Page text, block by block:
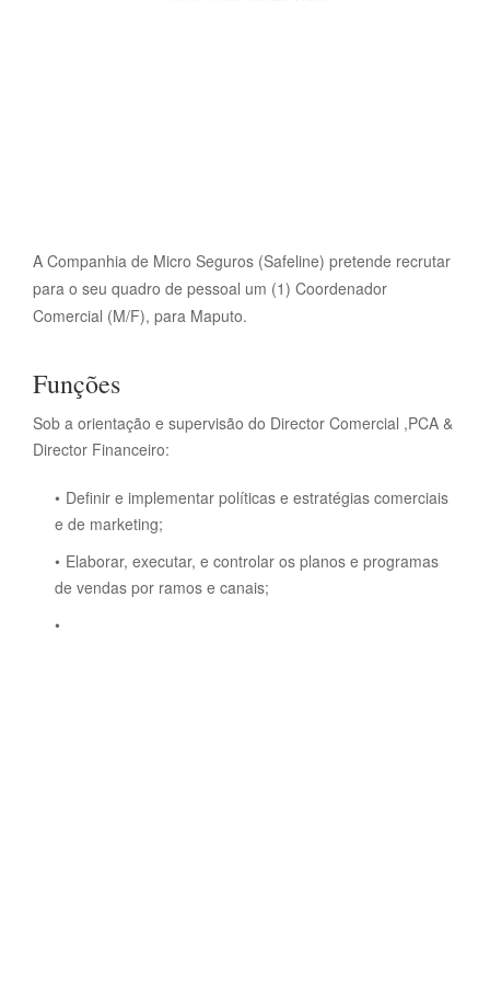
A Companhia de Micro Seguros (Safeline) pretende recrutar
para o seu quadro de pessoal um (1) Coordenador
Comercial (M/F), para Maputo.
Funções
Sob a orientação e supervisão do Director Comercial ,PCA &
Director Financeiro:
Definir e implementar políticas e estratégias comerciais
e de marketing;
Elaborar, executar, e controlar os planos e programas
de vendas por ramos e canais;